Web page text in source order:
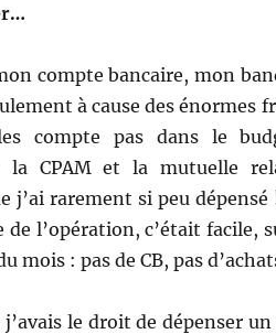
compte bancaire, mon
à cause des énormes
compte pas dans le
la CPAM et la mutuelle
j’ai rarement si peu
de l’opération, c’était facile,
mois : pas de CB, pas
le droit de dépenser